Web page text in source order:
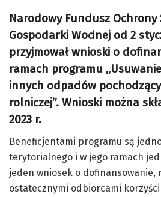
Narodowy Fundusz Ochrony
Gospodarki Wodnej od 2
przyjmował wnioski o
ramach programu
innych odpadów
rolniczej”. Wnioski można
2023 r.
Beneficjentami programu są
terytorialnego i w jego ramach
jeden wniosek o dofinansowanie,
ostatecznymi odbiorcami